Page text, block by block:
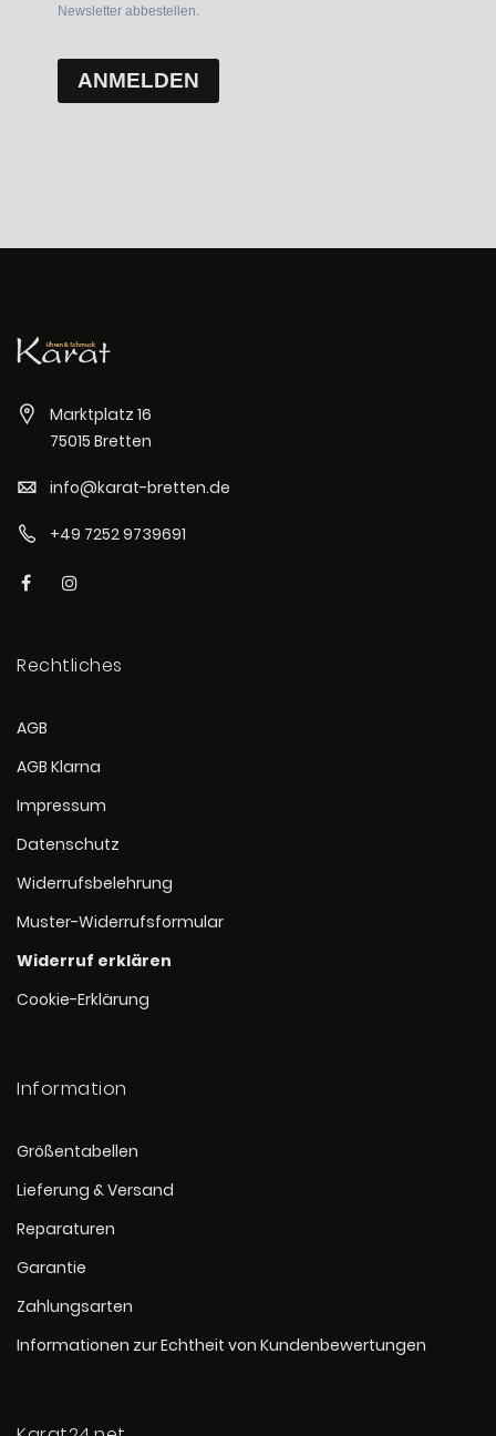
Newsletter abbestellen.
ANMELDEN
Marktplatz 16
75015 Bretten
info@karat-bretten.de
+49 7252 9739691
Rechtliches
AGB
AGB Klarna
Impressum
Datenschutz
Widerrufsbelehrung
Muster-Widerrufsformular
Widerruf erklären
Cookie-Erklärung
Information
Größentabellen
Lieferung & Versand
Reparaturen
Garantie
Zahlungsarten
Informationen zur Echtheit von Kundenbewertungen